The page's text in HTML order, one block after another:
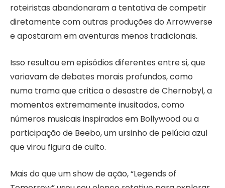
roteiristas abandonaram a tentativa de competir
diretamente com outras produções do Arrowverse
e apostaram em aventuras menos tradicionais.
Isso resultou em episódios diferentes entre si, que
variavam de debates morais profundos, como
numa trama que critica o desastre de Chernobyl, a
momentos extremamente inusitados, como
números musicais inspirados em Bollywood ou a
participação de Beebo, um ursinho de pelúcia azul
que virou figura de culto.
Mais do que um show de ação, “Legends of